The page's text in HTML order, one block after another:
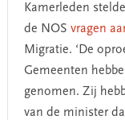
Kamerleden
de NOS vragen
Migratie. ‘De
Gemeenten
genomen. Zij
van de minister